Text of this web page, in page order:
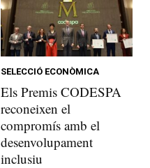
SELECCIÓ ECONÒMICA
Els Premis CODESPA
reconeixen el
compromís amb el
desenvolupament
inclusiu